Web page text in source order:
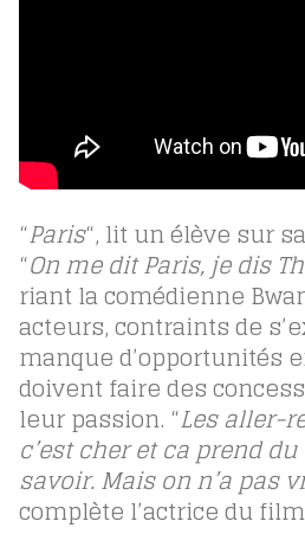
“Paris“, lit un élève sur
“On me dit Paris, je dis
riant la comédienne
acteurs, contraints de
manque d’opportunités
doivent faire des
leur passion. “Les aller-
c’est cher et ca prend
savoir. Mais on n’a pas
complète l’actrice du